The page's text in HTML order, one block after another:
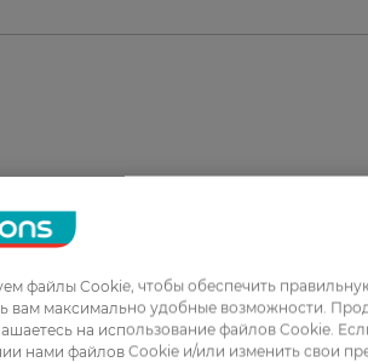
файлы Cookie, чтобы обеспечить
вам максимально удобные возможности.
на использование файлов Cookie.
нами файлов Cookie и/или изменить свои